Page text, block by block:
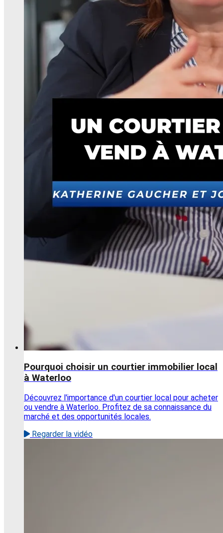
Pourquoi choisir un courtier immobilier local
à Waterloo
Découvrez l'importance d'un courtier local pour acheter
ou vendre à Waterloo. Profitez de sa connaissance du
marché et des opportunités locales.
Regarder la vidéo